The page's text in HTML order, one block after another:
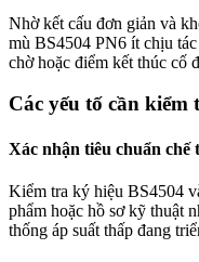
Nhờ kết cấu đơn giản và
mù BS4504 PN6 ít chịu
chờ hoặc điểm kết thúc cố
Các yếu tố cần
Xác nhận tiêu chuẩn chế
Kiểm tra ký hiệu BS4504
phẩm hoặc hồ sơ kỹ thuật
thống áp suất thấp đang